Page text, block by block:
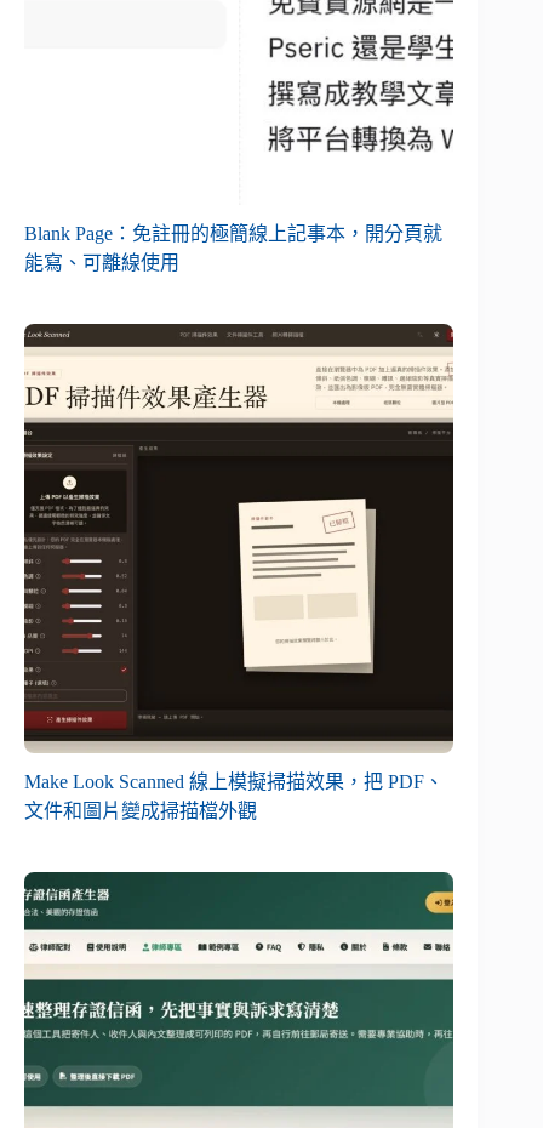
Blank Page：免註冊的極簡線上記事本，開分頁就
能寫、可離線使用
Make Look Scanned 線上模擬掃描效果，把 PDF、
文件和圖片變成掃描檔外觀